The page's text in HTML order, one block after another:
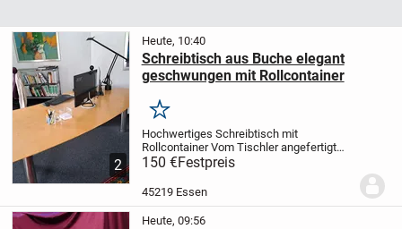
2
Heute, 10:40
Schreibtisch aus Buche elegant
geschwungen mit Rollcontainer
Merken
Hochwertiges Schreibtisch mit
RollcontainerVom Tischler angefertigt
Schreibtisch: 241x124x74 cm
Rollcontainer mit 3 Schubladen: 62x58x43
cm
150 €Festpreis
45219 Essen
Heute, 09:56